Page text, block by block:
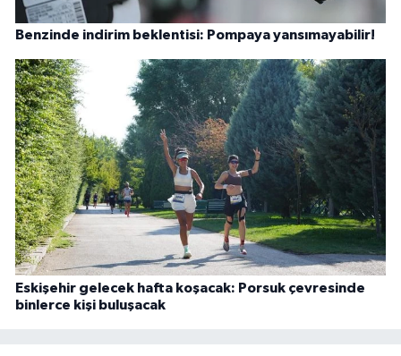
Benzinde indirim beklentisi: Pompaya yansımayabilir!
Eskişehir gelecek hafta koşacak: Porsuk çevresinde
binlerce kişi buluşacak